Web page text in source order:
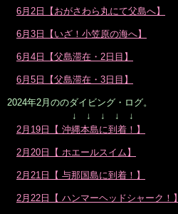
6月2日【おがさわら丸にて父島へ】
6月3日【いざ！小笠原の海へ】
6月4日【父島滞在・2日目】
6月5日【父島滞在・3日目】
2024年2月ののダイビング・ログ。
↓ ↓ ↓ ↓ ↓
2月19日【 沖縄本島に到着！】
2月20日【 ホエールスイム】
2月21日【 与那国島に到着！】
2月22日【 ハンマーヘッドシャーク！】